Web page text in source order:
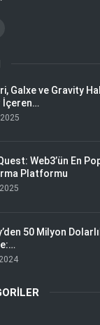
Galxe ve Gravity
İçeren…
Web3’ün En
Platformu
50 Milyon